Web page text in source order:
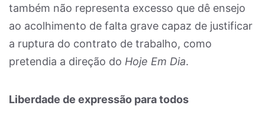
também não representa excesso que dê ensejo
ao acolhimento de falta grave capaz de justificar
a ruptura do contrato de trabalho, como
pretendia a direção do Hoje Em Dia.
Liberdade de expressão para todos